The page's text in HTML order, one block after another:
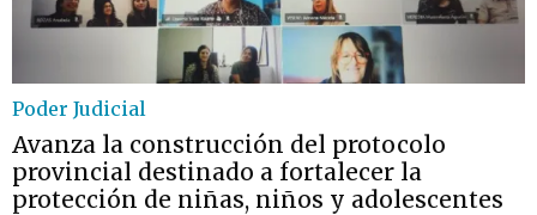
Poder Judicial
Avanza la construcción del protocolo
provincial destinado a fortalecer la
protección de niñas, niños y adolescentes